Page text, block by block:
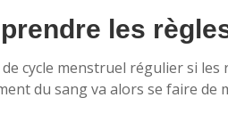
les
cycle menstruel régulier si
du sang va alors se faire